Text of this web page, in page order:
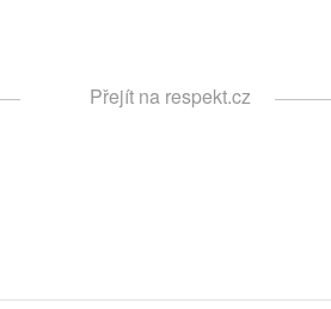
Přejít na respekt.cz